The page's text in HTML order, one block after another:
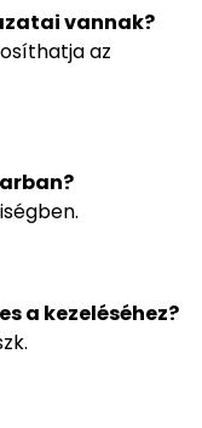
vannak?
az
a kezeléséhez?